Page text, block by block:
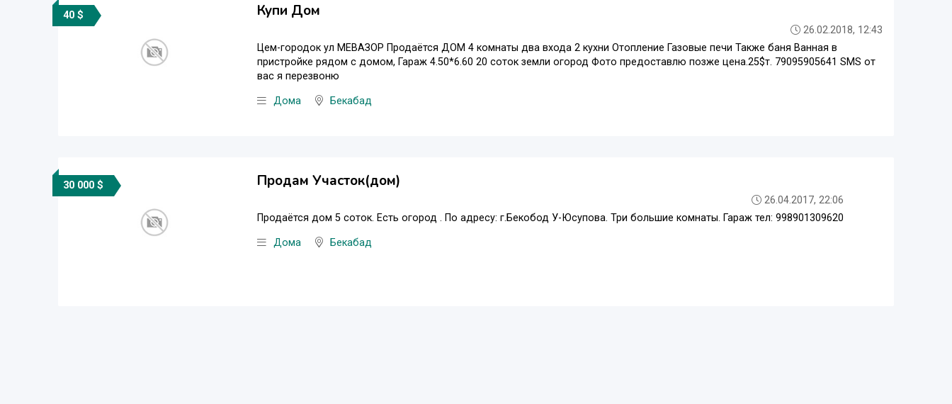
40 $ Купи Дом
26.02.2018, 12:43
Цем-городок ул МЕВАЗОР Продаётся ДОМ 4 комнаты два входа 2 кухни Отопление Газовые печи Также баня Ванная в
пристройке рядом с домом, Гараж 4.50*6.60 20 соток земли огород Фото предоставлю позже цена.25$т. 79095905641 SMS от
вас я перезвоню
Дома Бекабад
30 000 $ Продам Участок(дом)
26.04.2017, 22:06
Продаётся дом 5 соток. Есть огород . По адресу: г.Бекобод У-Юсупова. Три большие комнаты. Гараж тел: 998901309620
Дома Бекабад